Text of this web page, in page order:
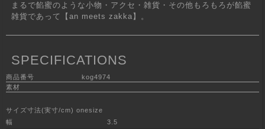
まるで餡蜜のような小物・アクセ・雑貨・その他もろもろが餡蜜
雑貨であって【an meets zakka】。
SPECIFICATIONS
商品番号
kog4974
素材
サイズ寸法(実寸/cm) onesize
幅
3.5